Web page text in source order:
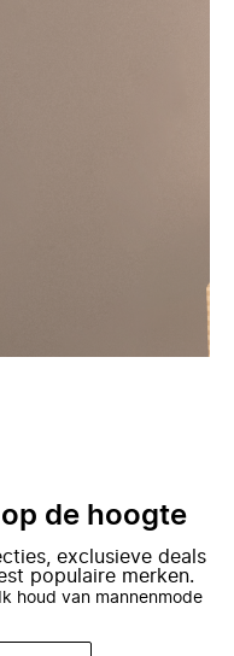
de hoogte
exclusieve deals
populaire merken.
Ik houd van mannenmode